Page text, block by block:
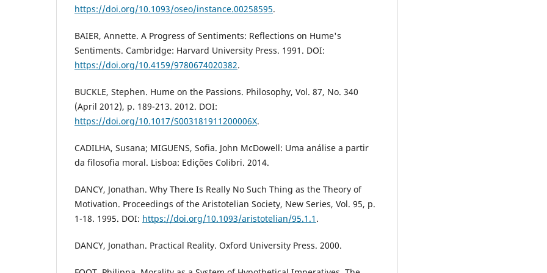
https://doi.org/10.1093/oseo/instance.00258595.
BAIER, Annette. A Progress of Sentiments: Reflections on Hume's
Sentiments. Cambridge: Harvard University Press. 1991. DOI:
https://doi.org/10.4159/9780674020382.
BUCKLE, Stephen. Hume on the Passions. Philosophy, Vol. 87, No. 340
(April 2012), p. 189-213. 2012. DOI:
https://doi.org/10.1017/S003181911200006X.
CADILHA, Susana; MIGUENS, Sofia. John McDowell: Uma análise a partir
da filosofia moral. Lisboa: Edições Colibri. 2014.
DANCY, Jonathan. Why There Is Really No Such Thing as the Theory of
Motivation. Proceedings of the Aristotelian Society, New Series, Vol. 95, p.
1-18. 1995. DOI: https://doi.org/10.1093/aristotelian/95.1.1 .
DANCY, Jonathan. Practical Reality. Oxford University Press. 2000.